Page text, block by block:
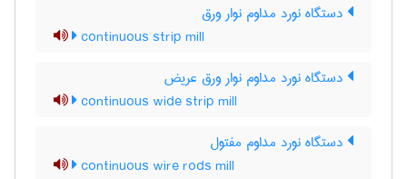
دستگاه نورد مداوم نوار ورق
continuous strip mill
دستگاه نورد مداوم نوار ورق عریض
continuous wide strip mill
دستگاه نورد مداوم مفتول
continuous wire rods mill